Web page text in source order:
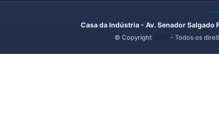
Casa da Indústria - Av. Senador
© Copyright 2026 - Todos os